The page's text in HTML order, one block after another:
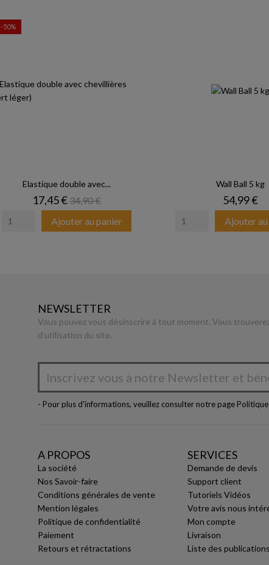
Elastique double avec...
Prix
17,45 €Prix de base
34,90 €
Ajouter au panier
-50%
Wall Ball 5 kg
Prix
54,99 €
Ajouter
NEWSLETTER
Vous pouvez vous désinscrire à tout moment. Vous
d'utilisation du site.
- Pour plus d'informations, veuillez consulter notre page
A PROPOS
La société
Nos Savoir-faire
Conditions générales de vente
Mention légales
Politique de confidentialité
Paiement
Retours et rétractations
SERVICES
Demande de devis
Support client
Tutoriels Vidéos
Votre avis nous
Mon compte
Livraison
Liste des publications